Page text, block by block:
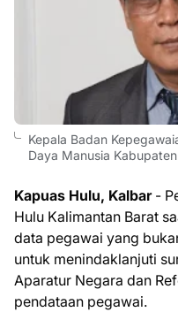
Kepala Badan
Daya Manusia
Kapuas Hulu, Kalbar-
Hulu Kalimantan Barat
data pegawai yang
untuk menindaklanjuti
Aparatur Negara dan
pendataan pegawai.